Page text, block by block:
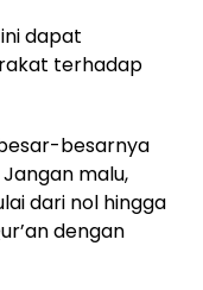
dapat
terhadap
besarnya
malu,
dari nol hingga
dengan